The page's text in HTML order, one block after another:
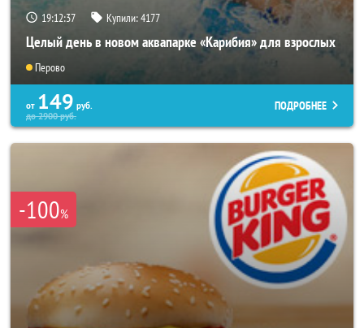
19:12:33 Купили:4177
Целый день в новом аквапарке «Карибия» для взрослых
Перово
от 149 руб.
до2900руб.
ПОДРОБНЕЕ
-100%